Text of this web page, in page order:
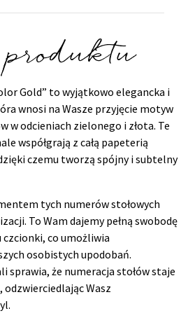
Gold” to wyjątkowo elegancka i
wnosi na Wasze przyjęcie motyw
w odcieniach zielonego i złota. Te
współgrają z całą papeterią
czemu tworzą spójny i subtelny
tych numerów stołowych
To Wam dajemy pełną swobodę
czcionki, co umożliwia
osobistych upodobań.
sprawia, że numeracja stołów staje
Wasz